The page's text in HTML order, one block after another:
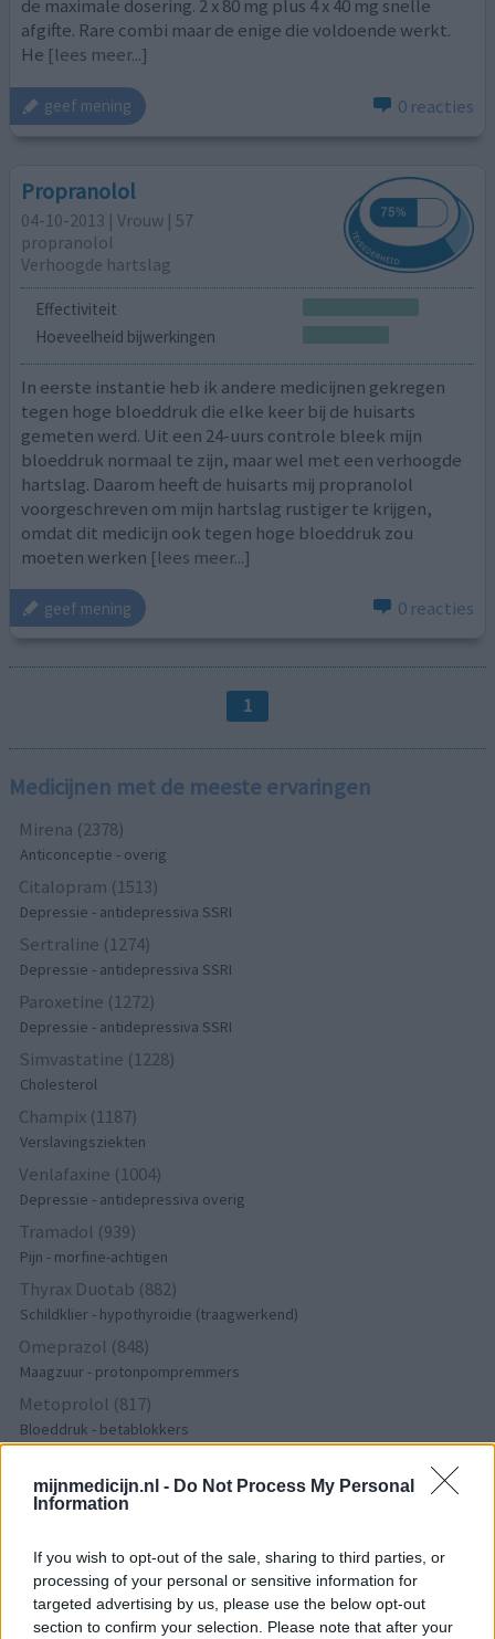
mijnmedicijn.nl - Do Not Process My Personal
Information
If you wish to opt-out of the sale, sharing to third parties, or
processing of your personal or sensitive information for
targeted advertising by us, please use the below opt-out
section to confirm your selection. Please note that after your
de maximale dosering. 2 x 80 mg plus 4 x 40 mg snelle
afgifte. Rare combi maar de enige die voldoende werkt.
He [lees meer...]
geef mening 0 reacties
Propranolol
04-10-2013 | Vrouw | 57
propranolol
Verhoogde hartslag
Effectiviteit
Hoeveelheid bijwerkingen
In eerste instantie heb ik andere medicijnen gekregen
tegen hoge bloeddruk die elke keer bij de huisarts
gemeten werd. Uit een 24-uurs controle bleek mijn
bloeddruk normaal te zijn, maar wel met een verhoogde
hartslag. Daarom heeft de huisarts mij propranolol
voorgeschreven om mijn hartslag rustiger te krijgen,
omdat dit medicijn ook tegen hoge bloeddruk zou
moeten werken [lees meer...]
geef mening 0 reacties
1
Medicijnen met de meeste ervaringen
Mirena (2378)
Anticonceptie - overig
Citalopram (1513)
Depressie - antidepressiva SSRI
Sertraline (1274)
Depressie - antidepressiva SSRI
Paroxetine (1272)
Depressie - antidepressiva SSRI
Simvastatine (1228)
Cholesterol
Champix (1187)
Verslavingsziekten
Venlafaxine (1004)
Depressie - antidepressiva overig
Tramadol (939)
Pijn - morfine-achtigen
Thyrax Duotab (882)
Schildklier - hypothyroidie (traagwerkend)
Omeprazol (848)
Maagzuur - protonpompremmers
Metoprolol (817)
Bloeddruk - betablokkers
Epilepsie
Furabid (735)
Mirtazapine (731)
Depressie - antidepressiva overig
Amitriptyline (699)